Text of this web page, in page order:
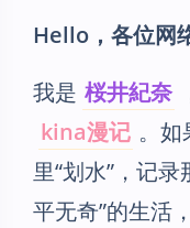
Hello，各位网
我是 桜井紀奈
kina漫记 。
里“划水”，记
平无奇”的生活